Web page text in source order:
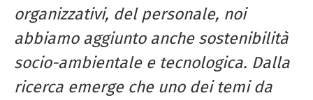
organizzativi, del personale, noi
abbiamo aggiunto anche sostenibilità
socio-ambientale e tecnologica. Dalla
ricerca emerge che uno dei temi da